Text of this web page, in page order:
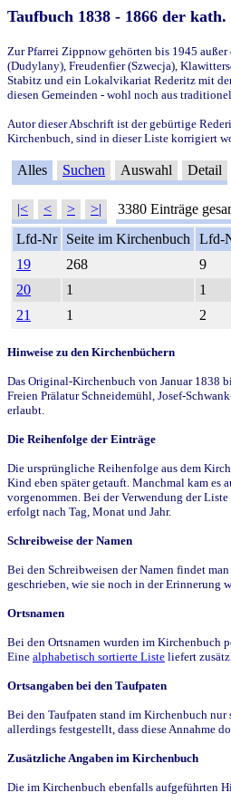
Taufbuch 1838 - 1866 der
Zur Pfarrei Zippnow gehörten bis 1945
(Dudylany), Freudenfier (Szwecja),
Stabitz und ein Lokalvikariat Rederitz mit
diesen Gemeinden - wohl noch aus
Autor dieser Abschrift ist der gebürtige
Kirchenbuch, sind in dieser Liste korrigiert
Alles Suchen Auswahl Detail
|< < > >| 3380 Einträge
Lfd-Nr
Seite im Kirchenbuch Lfd-
19
268 9
20
1 1
21
1 2
Hinweise zu den Kirchenbüchern
Das Original-Kirchenbuch von Januar 1838
Freien Prälatur Schneidemühl, Josef-
erlaubt.
Die Reihenfolge der Einträge
Die ursprüngliche Reihenfolge aus dem
Kind eben später getauft. Manchmal kam es
vorgenommen. Bei der Verwendung der
erfolgt nach Tag, Monat und Jahr.
Schreibweise der Namen
Bei den Schreibweisen der Namen findet
geschrieben, wie sie noch in der Erinnerung
Ortsnamen
Bei den Ortsnamen wurden im Kirchenbuch
Eine alphabetisch sortierte Liste liefert
Ortsangaben bei den Taufpaten
Bei den Taufpaten stand im Kirchenbuch nur
allerdings festgestellt, dass diese Annahme
Zusätzliche Angaben im Kirchenbuch
Die im Kirchenbuch ebenfalls aufgeführten